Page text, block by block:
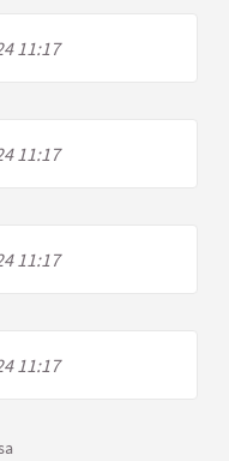
11:17
11:17
11:17
11:17